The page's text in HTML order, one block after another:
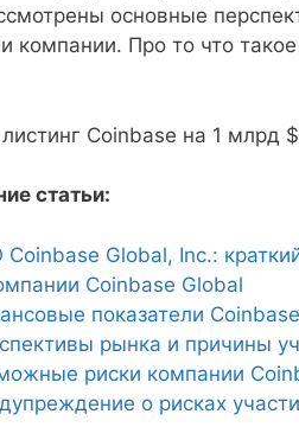
основные
компании. Про то что
статьи:
Coinbase Global, Inc.:
Coinbase Global
показатели
рынка и причины
риски компании
о рисках